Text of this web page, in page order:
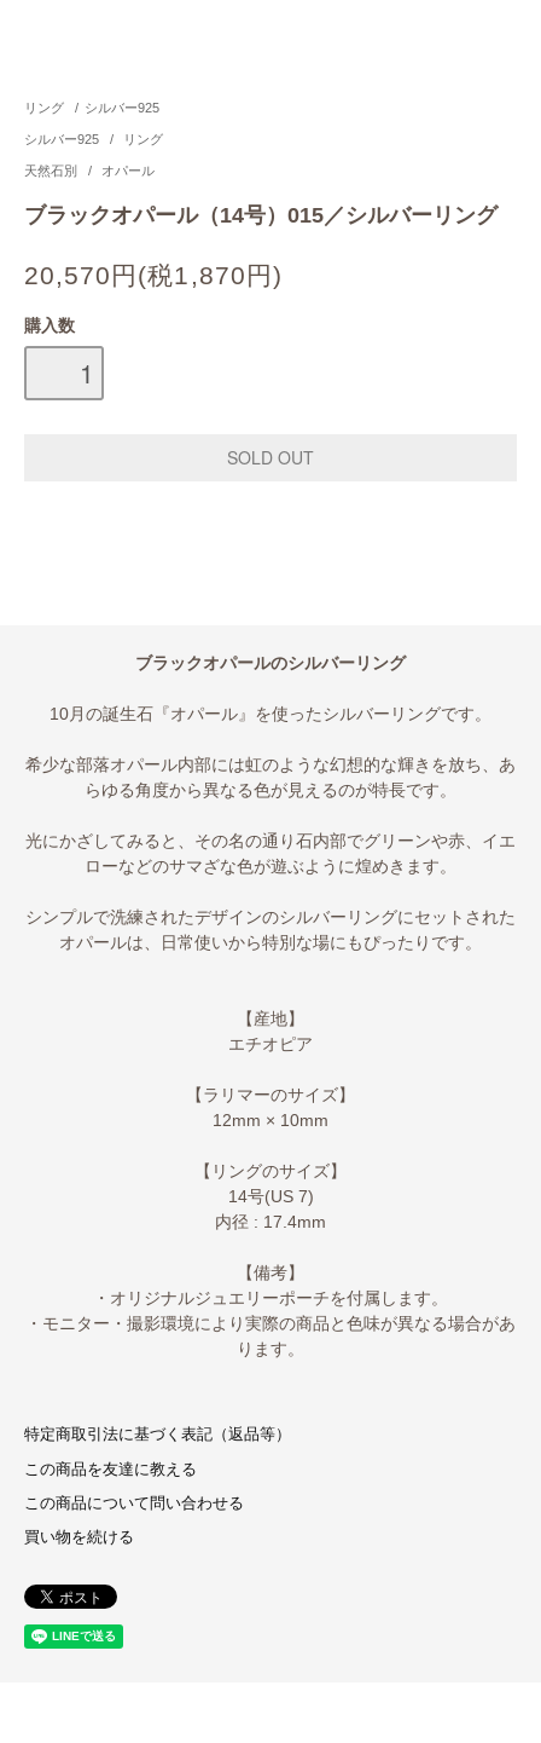
リング / シルバー925
シルバー925 / リング
天然石別 / オパール
ブラックオパール（14号）015／シルバーリング
20,570円(税1,870円)
購入数
ブラックオパールのシルバーリング
10月の誕生石『オパール』を使ったシルバーリングです。
希少な部落オパール内部には虹のような幻想的な輝きを放ち、あ
らゆる角度から異なる色が見えるのが特長です。
光にかざしてみると、その名の通り石内部でグリーンや赤、イエ
ローなどのサマざな色が遊ぶように煌めきます。
シンプルで洗練されたデザインのシルバーリングにセットされた
オパールは、日常使いから特別な場にもぴったりです。
【産地】
エチオピア
【ラリマーのサイズ】
12mm × 10mm
【リングのサイズ】
14号(US 7)
内径 : 17.4mm
【備考】
・オリジナルジュエリーポーチを付属します。
・モニター・撮影環境により実際の商品と色味が異なる場合があ
ります。
特定商取引法に基づく表記（返品等）
この商品を友達に教える
この商品について問い合わせる
買い物を続ける